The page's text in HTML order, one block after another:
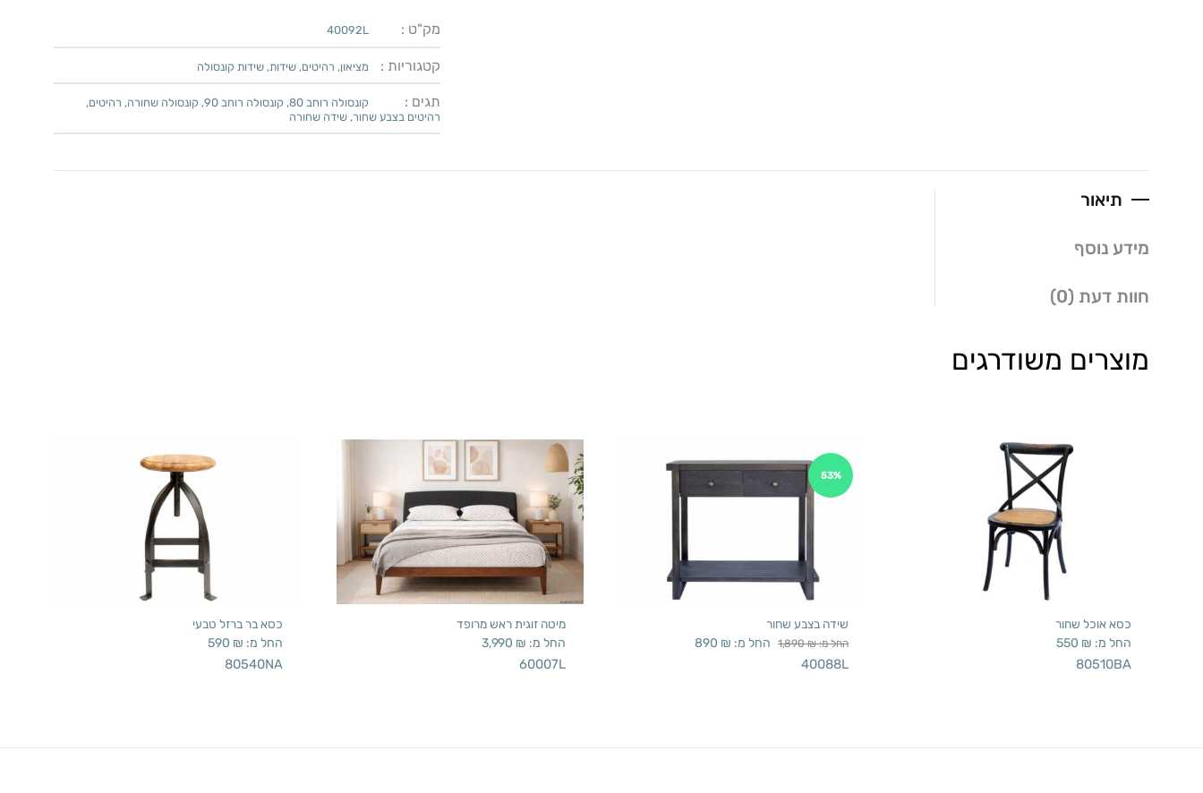
מק"ט : 40092L
קטגוריות : מציאון, רהיטים, שידות, שידות קונסולה
תגים : קונסולה רוחב 80 , קונסולה רוחב 90 , קונסולה שחורה, רהיטים,
רהיטים בצבע שחור, שידה שחורה
תיאור
מידע נוסף
חוות דעת (0)
מוצרים משודרגים
כסא אוכל שחור
החל מ: 550 ₪
80510BA
53%
שידה בצבע שחור
החל מ: 1,890₪ החל מ: 890 ₪
40088L
מיטה זוגית ראש מרופד
החל מ: 3,990 ₪
60007L
כסא בר ברזל טבעי
החל מ: 590 ₪
80540NA